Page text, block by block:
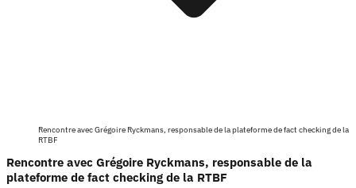
Rencontre avec Grégoire Ryckmans, responsable de la plateforme de fact checking de la
RTBF
Rencontre avec Grégoire Ryckmans, responsable de la
plateforme de fact checking de la RTBF